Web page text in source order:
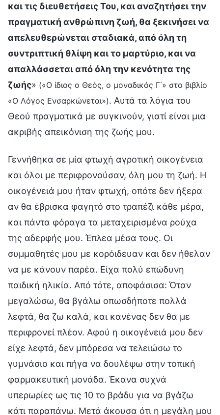
και τις διευθετήσεις Του, και αναζητήσει την
πραγματική ανθρώπινη ζωή, θα ξεκινήσει να
απελευθερώνεται σταδιακά, από όλη τη
συντριπτική θλίψη και το μαρτύριο, και να
απαλλάσσεται από όλη την κενότητα της
ζωής» («Ο ίδιος ο Θεός, ο μοναδικός Γ΄» στο βιβλίο
«Ο Λόγος Ενσαρκώνεται»). Αυτά τα λόγια του
Θεού πραγματικά με συγκινούν, γιατί είναι μια
ακριβής απεικόνιση της ζωής μου.
Γεννήθηκα σε μία φτωχή αγροτική οικογένεια
και όλοι με περιφρονούσαν, όλη μου τη ζωή. Η
οικογένειά μου ήταν φτωχή, οπότε δεν ήξερα
αν θα έβρισκα φαγητό στο τραπέζι κάθε μέρα,
και πάντα φόραγα τα μεταχειρισμένα ρούχα
της αδερφής μου. Έπλεα μέσα τους. Οι
συμμαθητές μου με κορόιδευαν και δεν ήθελαν
να με κάνουν παρέα. Είχα πολύ επώδυνη
παιδική ηλικία. Από τότε, αποφάσισα: Όταν
μεγαλώσω, θα βγάλω οπωσδήποτε πολλά
λεφτά, θα ζω καλά, και κανένας δεν θα με
περιφρονεί πλέον. Αφού η οικογένειά μου δεν
είχε λεφτά, δεν μπόρεσα να τελειώσω το
γυμνάσιο και πήγα να δουλέψω στην τοπική
φαρμακευτική μονάδα. Έκανα συχνά
υπερωρίες ως τις 10 το βράδυ για να βγάζω
κάτι παραπάνω. Μετά άκουσα ότι η μεγάλη μου